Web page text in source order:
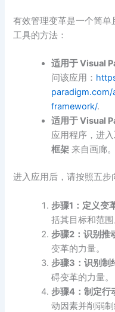
有效管理变革是一个简
工具的方法：
适用于 Visual
问该应用：
framework/.
适用于 Visual
应用程序，进入
框架 来自画廊。
进入应用后，请按照五步
步骤1：定义变
括其目标和范围
步骤2：识别推
变革的力量。
步骤3：识别制
碍变革的力量。
步骤4：制定行
动因素并削弱制